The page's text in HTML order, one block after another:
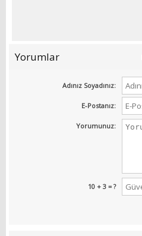
Yorumlar
Adınız Soyadınız:
E-Postanız:
Yorumunuz:
10 + 3 = ?